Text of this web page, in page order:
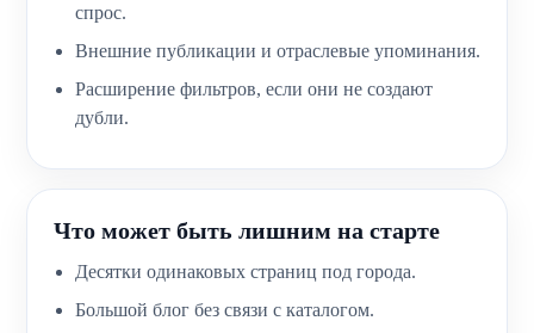
спрос.
Внешние публикации и отраслевые упоминания.
Расширение фильтров, если они не создают
дубли.
Что может быть лишним на старте
Десятки одинаковых страниц под города.
Большой блог без связи с каталогом.